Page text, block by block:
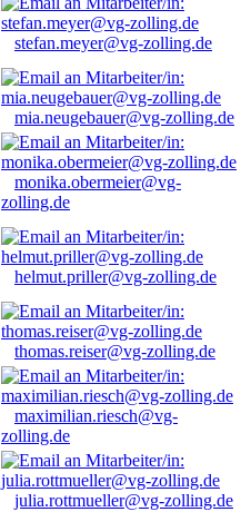
stefan.meyer@vg-zolling.de
mia.neugebauer@vg-zolling.de
monika.obermeier@vg-
zolling.de
helmut.priller@vg-zolling.de
thomas.reiser@vg-zolling.de
maximilian.riesch@vg-
zolling.de
julia.rottmueller@vg-zolling.de